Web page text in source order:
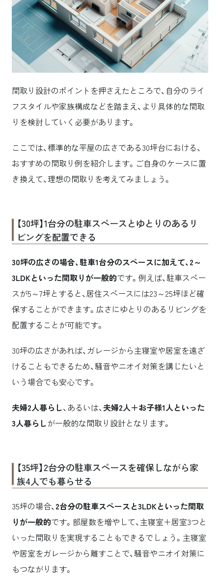
間取り設計のポイントを押さえたところで、自分のライ
フスタイルや家族構成などを踏まえ、より具体的な間取
りを検討していく必要があります。
ここでは、標準的な平屋の広さである30坪台における、
おすすめの間取り例を紹介します。ご自身のケースに置
き換えて、理想の間取りを考えてみましょう。
【30坪】1台分の駐車スペースとゆとりのあるリ
ビングを配置できる
30坪の広さの場合、駐車1台分のスペースに加えて、2～
3LDKといった間取りが一般的です。例えば、駐車スペー
スが5～7坪とすると、居住スペースには23～25坪ほど確
保することができます。広さにゆとりのあるリビングを
配置することが可能です。
30坪の広さがあれば、ガレージから主寝室や居室を遠ざ
けることもできるため、騒音やニオイ対策を講じたいと
いう場合でも安心です。
夫婦2人暮らし、あるいは、夫婦2人＋お子様1人といった
3人暮らしが一般的な間取り設計となります。
【35坪】2台分の駐車スペースを確保しながら家
族4人でも暮らせる
35坪の場合、2台分の駐車スペースと3LDKといった間取
りが一般的です。部屋数を増やして、主寝室＋居室3つと
いった間取りを実現することもできるでしょう。主寝室
や居室をガレージから離すことで、騒音やニオイ対策に
もつながります。